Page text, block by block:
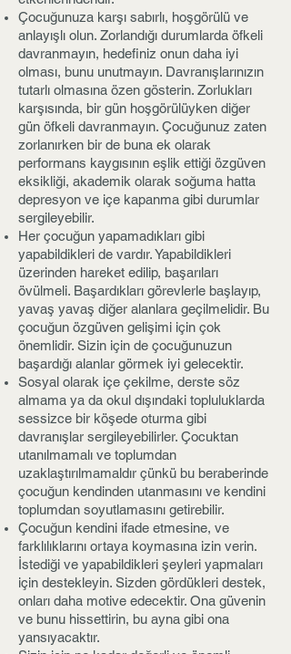
Çocuğunuza karşı sabırlı, hoşgörülü ve
anlayışlı olun. Zorlandığı durumlarda öfkeli
davranmayın, hedefiniz onun daha iyi
olması, bunu unutmayın. Davranışlarınızın
tutarlı olmasına özen gösterin. Zorlukları
karşısında, bir gün hoşgörülüyken diğer
gün öfkeli davranmayın. Çocuğunuz zaten
zorlanırken bir de buna ek olarak
performans kaygısının eşlik ettiği özgüven
eksikliği, akademik olarak soğuma hatta
depresyon ve içe kapanma gibi durumlar
sergileyebilir.
Her çocuğun yapamadıkları gibi
yapabildikleri de vardır. Yapabildikleri
üzerinden hareket edilip, başarıları
övülmeli. Başardıkları görevlerle başlayıp,
yavaş yavaş diğer alanlara geçilmelidir. Bu
çocuğun özgüven gelişimi için çok
önemlidir. Sizin için de çocuğunuzun
başardığı alanlar görmek iyi gelecektir.
Sosyal olarak içe çekilme, derste söz
almama ya da okul dışındaki topluluklarda
sessizce bir köşede oturma gibi
davranışlar sergileyebilirler. Çocuktan
utanılmamalı ve toplumdan
uzaklaştırılmamaldır çünkü bu beraberinde
çocuğun kendinden utanmasını ve kendini
toplumdan soyutlamasını getirebilir.
Çocuğun kendini ifade etmesine, ve
farklılıklarını ortaya koymasına izin verin.
İstediği ve yapabildikleri şeyleri yapmaları
için destekleyin. Sizden gördükleri destek,
onları daha motive edecektir. Ona güvenin
ve bunu hissettirin, bu ayna gibi ona
yansıyacaktır.